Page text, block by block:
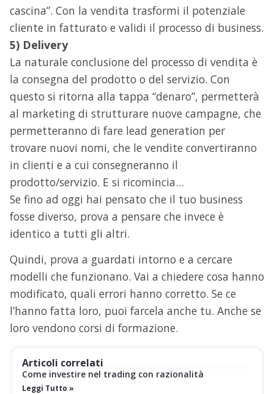
cascina”. Con la vendita trasformi il potenziale
cliente in fatturato e validi il processo di business.
5) Delivery
La naturale conclusione del processo di vendita è
la consegna del prodotto o del servizio. Con
questo si ritorna alla tappa “denaro”, permetterà
al marketing di strutturare nuove campagne, che
permetteranno di fare lead generation per
trovare nuovi nomi, che le vendite convertiranno
in clienti e a cui consegneranno il
prodotto/servizio. E si ricomincia…
Se fino ad oggi hai pensato che il tuo business
fosse diverso, prova a pensare che invece è
identico a tutti gli altri.
Quindi, prova a guardati intorno e a cercare
modelli che funzionano. Vai a chiedere cosa hanno
modificato, quali errori hanno corretto. Se ce
l’hanno fatta loro, puoi farcela anche tu. Anche se
loro vendono corsi di formazione.
Articoli correlati
Come investire nel trading con razionalità
Leggi Tutto »